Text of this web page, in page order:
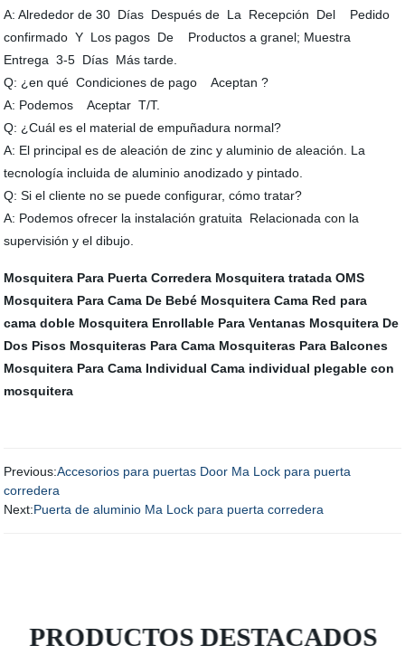
A: Alrededor de 30 Días Después de La Recepción Del Pedido
confirmado Y Los pagos De Productos a granel; Muestra
Entrega 3-5 Días Más tarde.
Q: ¿en qué Condiciones de pago Aceptan ?
A: Podemos Aceptar T/T.
Q: ¿Cuál es el material de empuñadura normal?
A: El principal es de aleación de zinc y aluminio de aleación. La
tecnología incluida de aluminio anodizado y pintado.
Q: Si el cliente no se puede configurar, cómo tratar?
A: Podemos ofrecer la instalación gratuita Relacionada con la
supervisión y el dibujo.
Mosquitera Para Puerta Corredera Mosquitera tratada OMS
Mosquitera Para Cama De Bebé Mosquitera Cama Red para
cama doble Mosquitera Enrollable Para Ventanas Mosquitera De
Dos Pisos Mosquiteras Para Cama Mosquiteras Para Balcones
Mosquitera Para Cama Individual Cama individual plegable con
mosquitera
Previous:Accesorios para puertas Door Ma Lock para puerta
corredera
Next:Puerta de aluminio Ma Lock para puerta corredera
PRODUCTOS DESTACADOS